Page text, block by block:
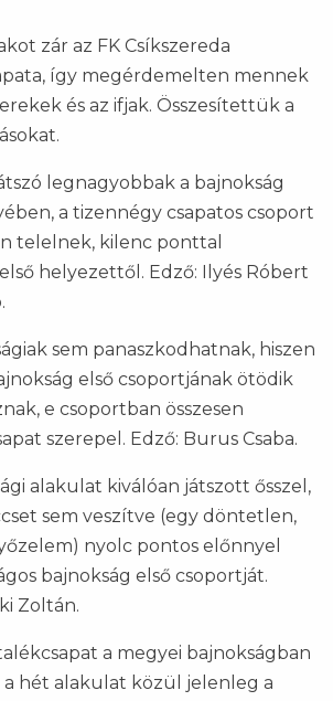
zár az FK Csíkszereda
így megérdemelten mennek
és az ifjak. Összesítettük a
legnagyobbak a bajnokság
a tizennégy csapatos csoport
telelnek, kilenc ponttal
helyezettől. Edző: Ilyés Róbert
sem panaszkodhatnak, hiszen
első csoportjának ötödik
e csoportban összesen
szerepel. Edző: Burus Csaba.
alakulat kiválóan játszott ősszel,
sem veszítve (egy döntetlen,
nyolc pontos előnnyel
bajnokság első csoportját.
Zoltán.
a megyei bajnokságban
a hét alakulat közül jelenleg a